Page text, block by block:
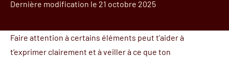
Dernière modification le 21 octobre 2025
Faire attention à certains éléments peut t’aider à
t’exprimer clairement et à veiller à ce que ton